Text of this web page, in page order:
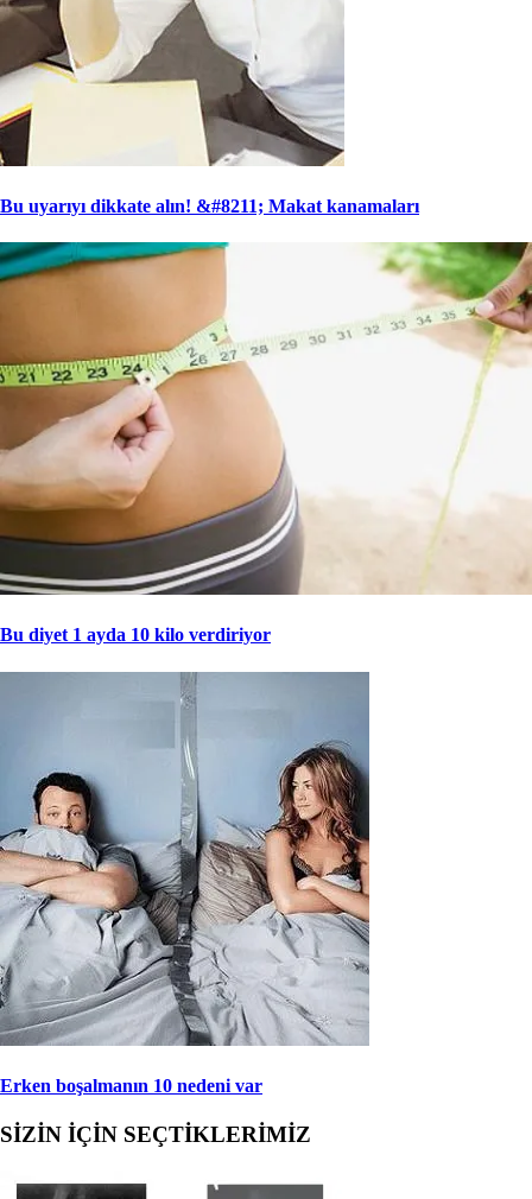
Bu uyarıyı dikkate alın! &#8211; Makat kanamaları
Bu diyet 1 ayda 10 kilo verdiriyor
Erken boşalmanın 10 nedeni var
SİZİN İÇİN SEÇTİKLERİMİZ